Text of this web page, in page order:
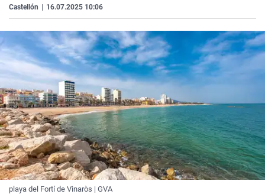
Castellón 16.07.2025 10:06
playa del Fortí de Vinaròs | GVA